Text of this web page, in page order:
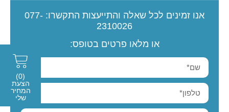
אנו זמינים לכל שאלה והתייעצות התקשרו: 077-
2310026
או מלאו פרטים בטופס:
(0)
הצעת
המחיר
שלי